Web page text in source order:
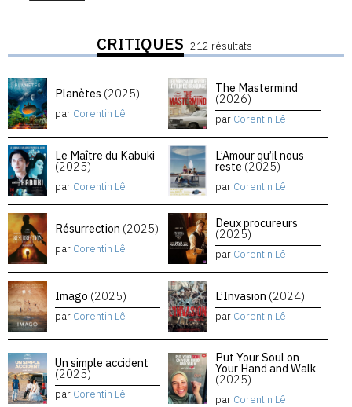
CRITIQUES 212 résultats
Planètes (2025)
par Corentin Lê
The Mastermind
(2026)
par Corentin Lê
Le Maître du Kabuki
(2025)
par Corentin Lê
L’Amour qu’il nous
reste (2025)
par Corentin Lê
Résurrection (2025)
par Corentin Lê
Deux procureurs
(2025)
par Corentin Lê
Imago (2025)
par Corentin Lê
L’Invasion (2024)
par Corentin Lê
Un simple accident
(2025)
par Corentin Lê
Put Your Soul on
Your Hand and Walk
(2025)
par Corentin Lê